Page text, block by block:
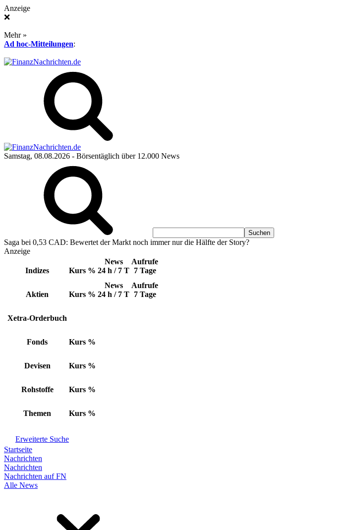
Anzeige
❌
Mehr »
Ad hoc-Mitteilungen:
Samstag, 08.08.2026 - Börsentäglich über 12.000 News
Saga bei 0,53 CAD: Bewertet der Markt noch immer nur die Hälfte der Story?
Anzeige
Indizes Kurs %
News
24 h / 7 T
Aufrufe
7 Tage
Aktien Kurs %
News
24 h / 7 T
Aufrufe
7 Tage
Xetra-Orderbuch
Fonds Kurs %
Devisen Kurs %
Rohstoffe Kurs %
Themen Kurs %
Erweiterte Suche
Startseite
Nachrichten
Nachrichten
Nachrichten auf FN
Alle News